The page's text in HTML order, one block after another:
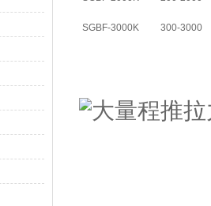
SGBF-3000K 300-3000